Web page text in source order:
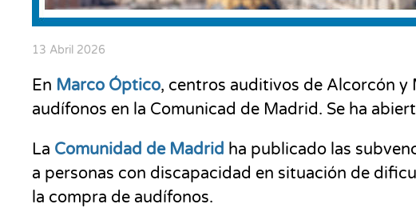
13 Abril 2026
En Marco Óptico, centros auditivos de Alcorcón y
audífonos en la Comunicad de Madrid. Se ha
La Comunidad de Madrid ha publicado las
a personas con discapacidad en situación de
la compra de audífonos.